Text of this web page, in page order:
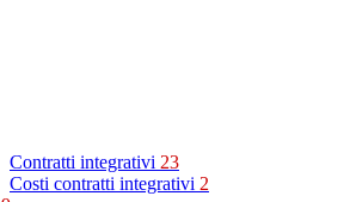
Contratti integrativi 23
Costi contratti integrativi 2